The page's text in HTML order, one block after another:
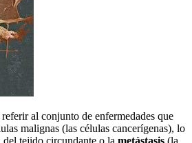
al conjunto de enfermedades que
malignas (las células cancerígenas), lo
tejido circundante o la metástasis (la